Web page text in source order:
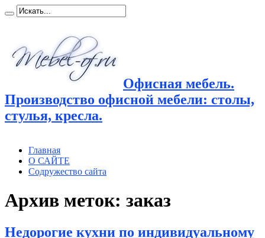
Офисная мебель.
Производство офисной мебели: столы,
стулья, кресла.
Главная
О САЙТЕ
Содружество сайта
Архив меток: заказ
Недорогие кухни по индивидуальному